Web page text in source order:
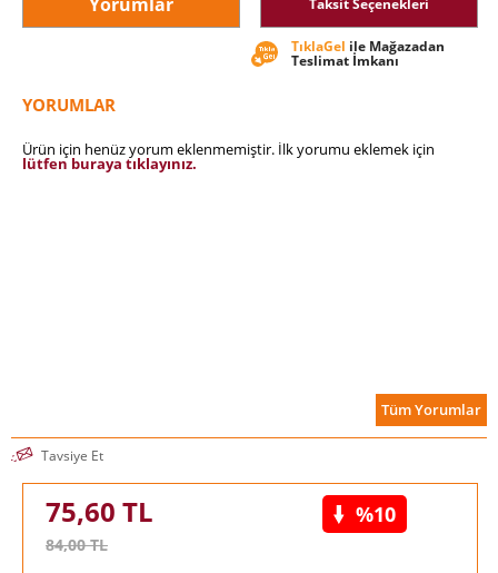
Taksit Seçenekleri
TıklaGel ile Mağazadan
Teslimat İmkanı
YORUMLAR
Ürün için henüz yorum eklenmemiştir. İlk yorumu eklemek için
lütfen buraya tıklayınız.
Tüm Yorumlar
Tavsiye Et
75,60 TL
84,00TL
%10